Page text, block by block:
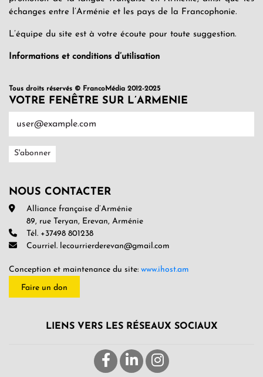
échanges entre l’Arménie et les pays de la Francophonie.
L’équipe du site est à votre écoute pour toute suggestion.
Informations et conditions d’utilisation
Tous droits réservés © FrancoMédia 2012-2025
VOTRE FENÊTRE SUR L’ARMENIE
NOUS CONTACTER
Alliance française d’Arménie
89, rue Teryan, Erevan, Arménie
Tél. +37498 801238
Courriel. lecourrierderevan@gmail.com
Conception et maintenance du site: www.ihost.am
Faire un don
LIENS VERS LES RÉSEAUX SOCIAUX